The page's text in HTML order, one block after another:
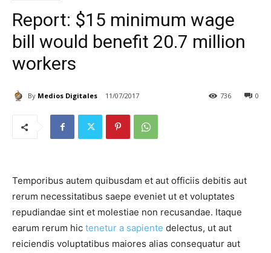
Report: $15 minimum wage
bill would benefit 20.7 million
workers
By Medios Digitales 11/07/2017 0
736
Temporibus autem quibusdam et aut officiis debitis aut
rerum necessitatibus saepe eveniet ut et voluptates
repudiandae sint et molestiae non recusandae. Itaque
earum rerum hic tenetur a sapiente delectus, ut aut
reiciendis voluptatibus maiores alias consequatur aut